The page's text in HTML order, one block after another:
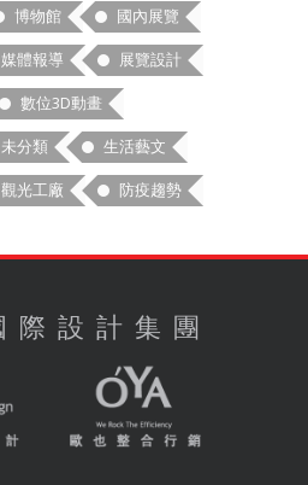
博物館
國內展覽
媒體報導
展覽設計
數位3D動畫
未分類
生活藝文
觀光工廠 防疫趨勢
際設計集團